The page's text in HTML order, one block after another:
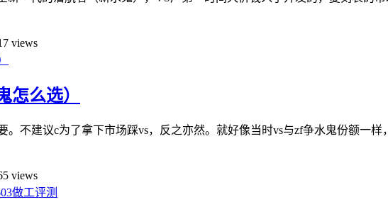
views
怎么选）
。不建议c为了拿下市场踩vs，反之亦然。就好像当时vs与zf争水鬼份额一
views